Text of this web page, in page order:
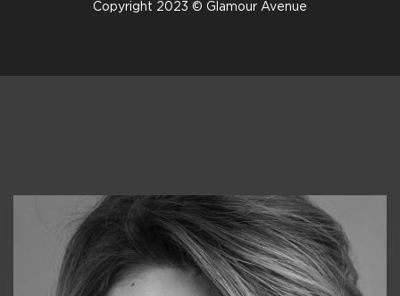
Copyright 2023 © Glamour Avenue